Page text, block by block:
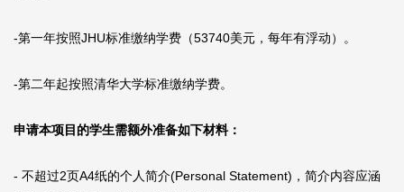
-第一年按照JHU标准缴纳学费（53740美元，每年有浮动）。
-第二年起按照清华大学标准缴纳学费。
申请本项目的学生需额外准备如下材料：
- 不超过2页A4纸的个人简介(Personal Statement)，简介内容应涵